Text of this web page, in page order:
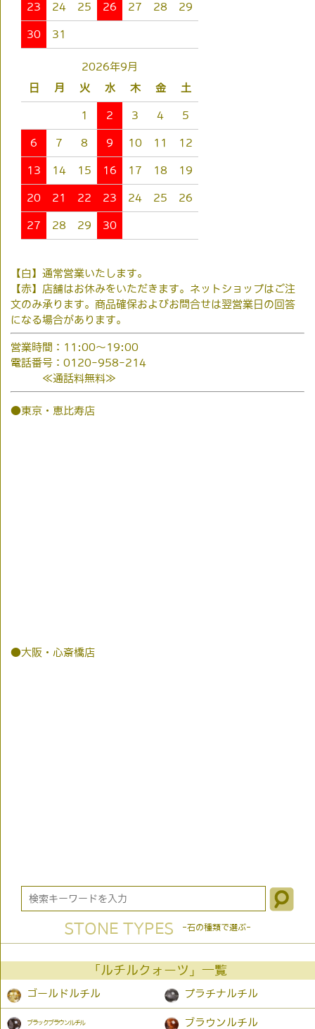
23 24 25 26 27 28 29
30 31
2026年9月
日
月 火 水 木 金 土
1 2 3 4 5
6 7 8 9 10 11 12
13 14 15 16 17 18 19
20 21 22 23 24 25 26
27 28 29 30
【白】通常営業いたします。
【赤】店舗はお休みをいただきます。ネットショップはご注
文のみ承ります。商品確保およびお問合せは翌営業日の回答
になる場合があります。
営業時間：11:00～19:00
電話番号：0120-958-214
≪通話料無料≫
●東京・恵比寿店
●大阪・心斎橋店
STONE TYPES -石の種類で選ぶ-
「ルチルクォーツ」一覧
ゴールドルチル プラチナルチル
ブラックブラウンルチル ブラウンルチル